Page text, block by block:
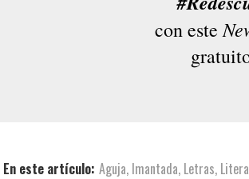
con este
En este artículo: Aguja, Imantada, Letras,